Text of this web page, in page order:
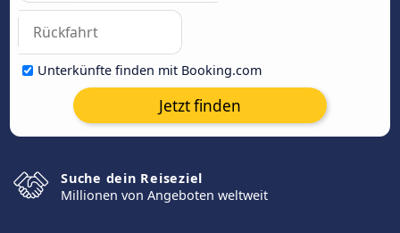
Unterkünfte finden mit Booking.com
Jetzt finden
Suche dein Reiseziel
Millionen von Angeboten weltweit